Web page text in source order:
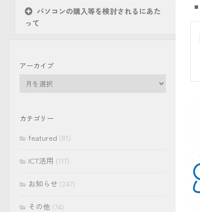
パソコンの購入等を検討されるにあた
って
アーカイブ
イ
カテゴリー
featured (81)
ICT活用 (117)
お知らせ (247)
その他 (74)